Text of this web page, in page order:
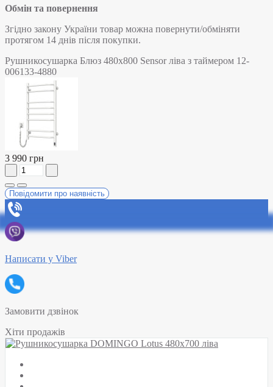
Обмін та повернення
Згідно закону України товар можна повернути/обміняти
протягом 14 днів після покупки.
Рушникосушарка Блюз 480х800 Sensor ліва з таймером 12-
006133-4880
3 990 грн
Повідомити про наявність
Написати у Viber
Замовити дзвінок
Хіти продажів